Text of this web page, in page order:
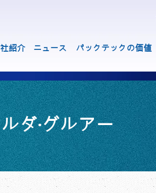
紹介 ニュース パックテックの価値
ダ‧グルアー